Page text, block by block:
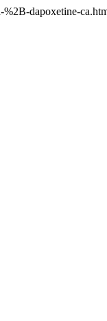
%2B-dapoxetine-